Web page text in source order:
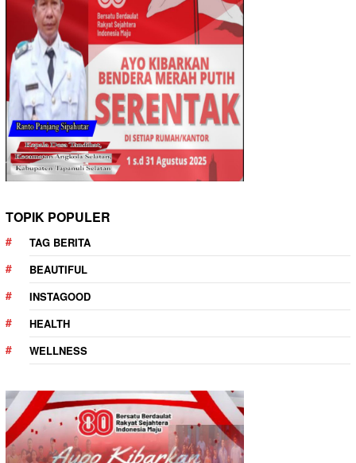
TOPIK POPULER
TAG BERITA
BEAUTIFUL
INSTAGOOD
HEALTH
WELLNESS